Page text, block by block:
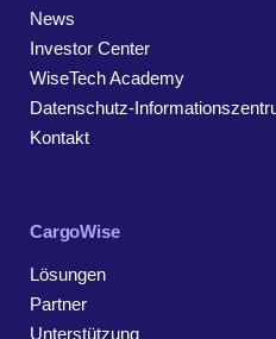
News
Investor Center
WiseTech Academy
Datenschutz-
Kontakt
CargoWise
Lösungen
Partner
Unterstützung